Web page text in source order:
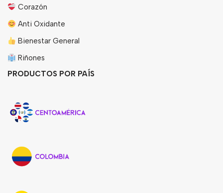
Corazón
Anti Oxidante
Bienestar General
Riñones
PRODUCTOS POR PAÍS